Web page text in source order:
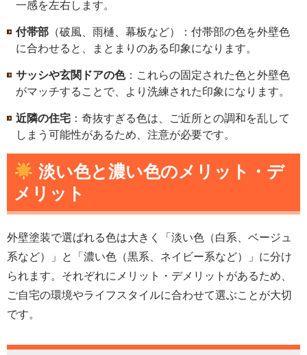
一感を左右します。
付帯部 （破風、雨樋、幕板など）：付帯部の色を外壁色
に合わせると、まとまりのある印象になります。
サッシや玄関ドアの色：これらの固定された色と外壁色
がマッチすることで、より洗練された印象になります。
近隣の住宅 ：奇抜すぎる色は、ご近所との調和を乱して
しまう可能性があるため、注意が必要です。
淡い色と濃い色のメリット・デ
メリット
外壁塗装で選ばれる色は大きく「淡い色（白系、ベージュ
系など）」と「濃い色（黒系、ネイビー系など）」に分け
られます。それぞれにメリット・デメリットがあるため、
ご自宅の環境やライフスタイルに合わせて選ぶことが大切
です。